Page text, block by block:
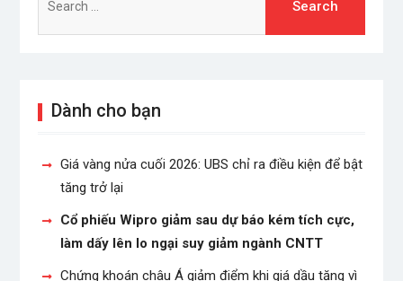
for:
Dành cho bạn
Giá vàng nửa cuối 2026: UBS chỉ ra điều kiện để bật
tăng trở lại
Cổ phiếu Wipro giảm sau dự báo kém tích cực,
làm dấy lên lo ngại suy giảm ngành CNTT
Chứng khoán châu Á giảm điểm khi giá dầu tăng vì